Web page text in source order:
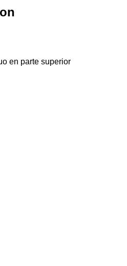
en parte superior